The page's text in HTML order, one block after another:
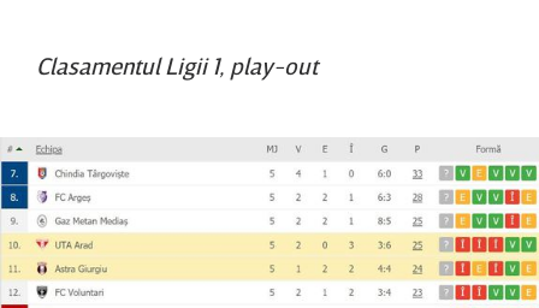
Clasamentul Ligii 1, play-out